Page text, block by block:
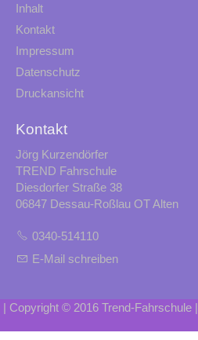
Inhalt
Kontakt
Impressum
Datenschutz
Druckansicht
Kontakt
Jörg Kurzendörfer
TREND Fahrschule
Diesdorfer Straße 38
06847 Dessau-Roßlau OT Alten
0340-514110
E-Mail schreiben
| Copyright © 2016 Trend-Fahrschule |